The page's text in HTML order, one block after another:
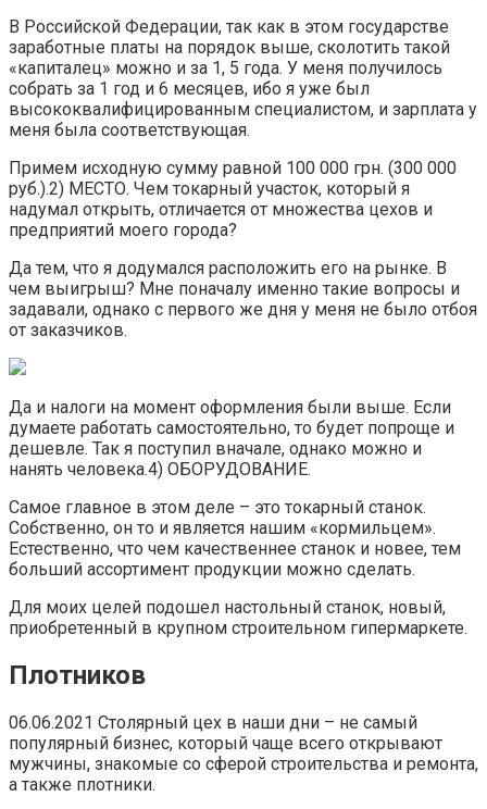
В Российской Федерации, так как в этом государстве
заработные платы на порядок выше, сколотить такой
«капиталец» можно и за 1, 5 года. У меня получилось
собрать за 1 год и 6 месяцев, ибо я уже был
высококвалифицированным специалистом, и зарплата у
меня была соответствующая.
Примем исходную сумму равной 100 000 грн. (300 000
руб.).2) МЕСТО. Чем токарный участок, который я
надумал открыть, отличается от множества цехов и
предприятий моего города?
Да тем, что я додумался расположить его на рынке. В
чем выигрыш? Мне поначалу именно такие вопросы и
задавали, однако с первого же дня у меня не было отбоя
от заказчиков.
Да и налоги на момент оформления были выше. Если
думаете работать самостоятельно, то будет попроще и
дешевле. Так я поступил вначале, однако можно и
нанять человека.4) ОБОРУДОВАНИЕ.
Самое главное в этом деле – это токарный станок.
Собственно, он то и является нашим «кормильцем».
Естественно, что чем качественнее станок и новее, тем
больший ассортимент продукции можно сделать.
Для моих целей подошел настольный станок, новый,
приобретенный в крупном строительном гипермаркете.
Плотников
06.06.2021 Столярный цех в наши дни – не самый
популярный бизнес, который чаще всего открывают
мужчины, знакомые со сферой строительства и ремонта,
а также плотники.